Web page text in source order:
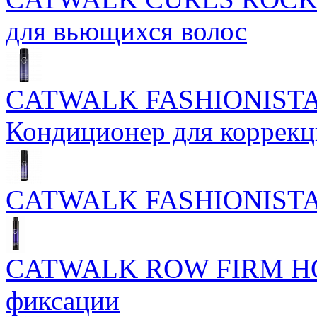
для вьющихся волос
CATWALK
Кондиционер для
CATWALK
CATWALK ROW FIRM
фиксации